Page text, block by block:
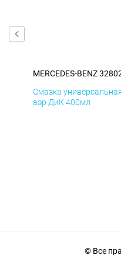
MERCEDES-BENZ
Смазка
аэр ДиК 400мл
© Все